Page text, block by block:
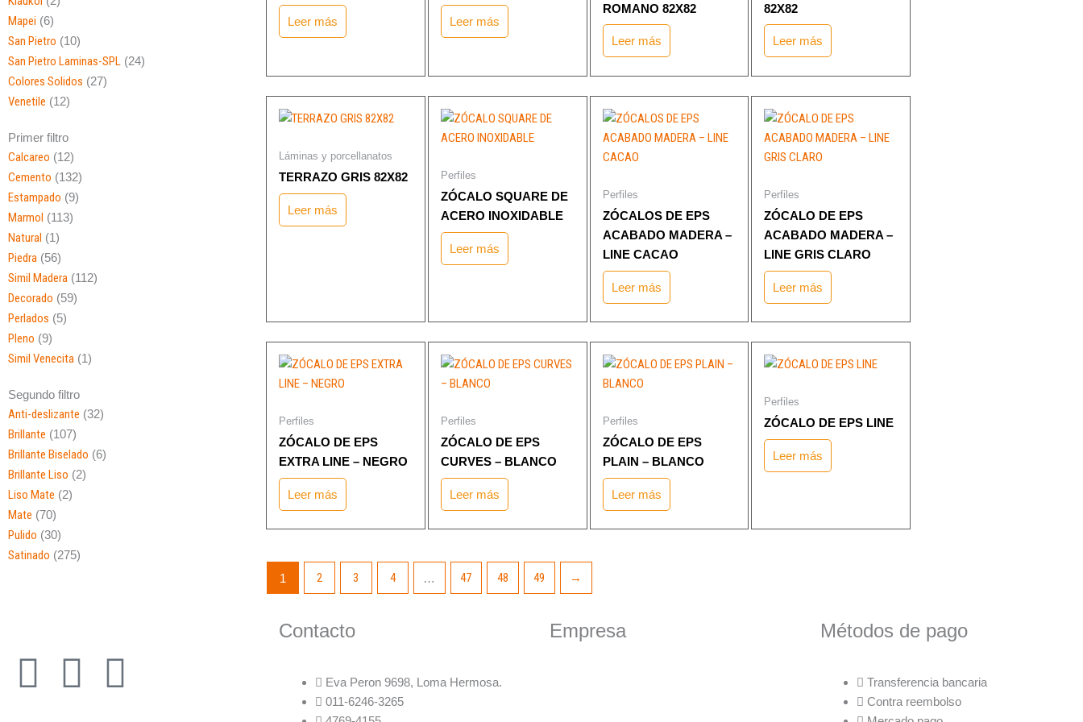
l
o
p
e
1
Mapei (6)
San Pietro (10)
San Pietro Laminas-SPL (24)
Colores Solidos (27)
Venetile (12)
Primer filtro
Calcareo (12)
Cemento (132)
Estampado (9)
Marmol (113)
Natural (1)
Piedra (56)
Simil Madera (112)
Decorado (59)
Perlados (5)
Pleno (9)
Simil Venecita (1)
Segundo filtro
Anti-deslizante (32)
Brillante (107)
Brillante Biselado (6)
Brillante Liso (2)
Liso Mate (2)
Mate (70)
Pulido (30)
Satinado (275)
Leer más Leer más
ROMANO 82X82
Leer más
82X82
Leer más
Láminas y porcellanatos
TERRAZO GRIS 82X82
Leer más
Perfiles
ZÓCALO SQUARE DE
ACERO INOXIDABLE
Leer más
Perfiles
ZÓCALOS DE EPS
ACABADO MADERA –
LINE CACAO
Leer más
Perfiles
ZÓCALO DE EPS
ACABADO MADERA –
LINE GRIS CLARO
Leer más
Perfiles
ZÓCALO DE EPS
EXTRA LINE – NEGRO
Leer más
Perfiles
ZÓCALO DE EPS
CURVES – BLANCO
Leer más
Perfiles
ZÓCALO DE EPS
PLAIN – BLANCO
Leer más
Perfiles
ZÓCALO DE EPS LINE
Leer más
1 2 3 4 … 47 48 49 →
F
I
W
Contacto
Eva Peron 9698, Loma Hermosa.
011-6246-3265
Empresa Métodos de pago
Transferencia bancaria
Contra reembolso